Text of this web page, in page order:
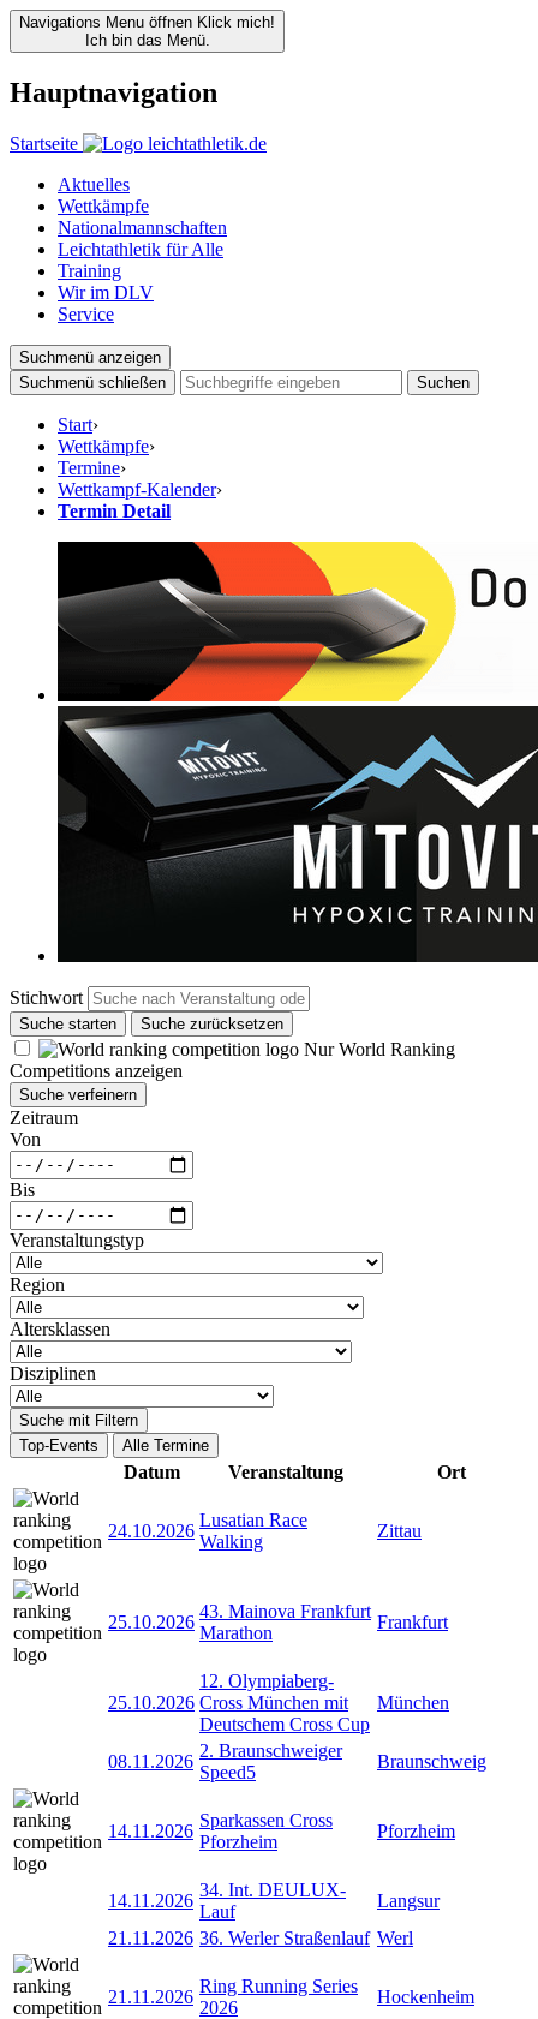
Navigations Menu öffnen Klick mich!
Ich bin das Menü.
Hauptnavigation
Startseite
Aktuelles
Wettkämpfe
Nationalmannschaften
Leichtathletik für Alle
Training
Wir im DLV
Service
Suchmenü anzeigen
Suchmenü schließen
Suchen
Start›
Wettkämpfe›
Termine›
Wettkampf-Kalender›
Termin Detail
Stichwort
Suche starten Suche zurücksetzen
Nur World Ranking
Competitions anzeigen
Suche verfeinern
Zeitraum
Von
Bis
Veranstaltungstyp
Region
Altersklassen
Disziplinen
Suche mit Filtern
Top-Events
Alle Termine
Datum Veranstaltung Ort
24.10.2026
Lusatian Race
Walking
Zittau
25.10.2026
43. Mainova Frankfurt
Marathon
Frankfurt
25.10.2026
12. Olympiaberg-
Cross München mit
Deutschem Cross Cup
München
08.11.2026
2. Braunschweiger
Speed5
Braunschweig
14.11.2026
Sparkassen Cross
Pforzheim
Pforzheim
14.11.2026
34. Int. DEULUX-
Lauf
Langsur
21.11.2026 36. Werler Straßenlauf Werl
21.11.2026
Ring Running Series
2026
Hockenheim